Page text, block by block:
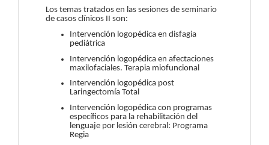
Los temas tratados en las sesiones de seminario
de casos clínicos II son:
Intervención logopédica en disfagia
pediátrica
Intervención logopédica en afectaciones
maxilofaciales. Terapia miofuncional
Intervención logopédica post
Laringectomía Total
Intervención logopédica con programas
específicos para la rehabilitación del
lenguaje por lesión cerebral: Programa
Regia